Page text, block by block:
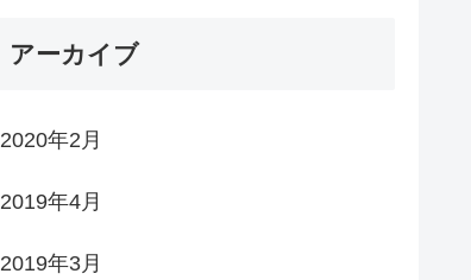
アーカイブ
2020年2月
2019年4月
2019年3月